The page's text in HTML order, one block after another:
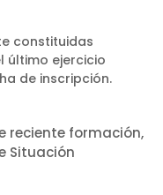
constituidas
último ejercicio
de inscripción.
reciente formación,
Situación